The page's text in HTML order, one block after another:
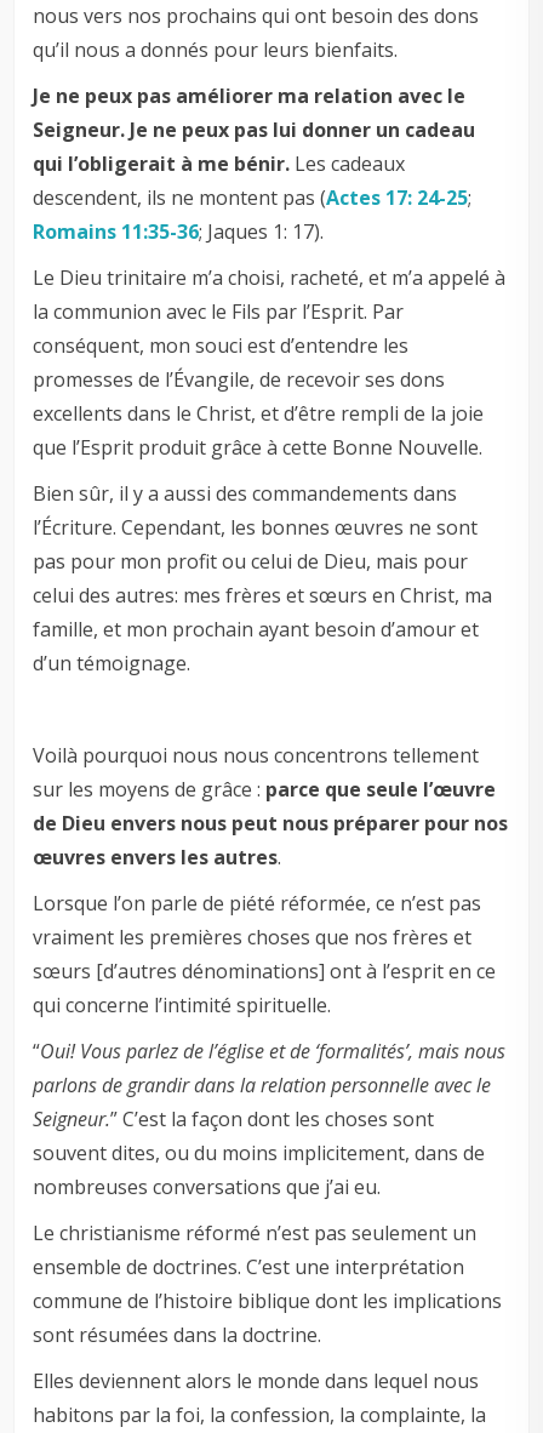
nous vers nos prochains qui ont besoin des dons
qu’il nous a donnés pour leurs bienfaits.
Je ne peux pas améliorer ma relation avec le
Seigneur. Je ne peux pas lui donner un cadeau
qui l’obligerait à me bénir. Les cadeaux
descendent, ils ne montent pas (Actes 17: 24-25;
Romains 11:35-36; Jaques 1: 17).
Le Dieu trinitaire m’a choisi, racheté, et m’a appelé à
la communion avec le Fils par l’Esprit. Par
conséquent, mon souci est d’entendre les
promesses de l’Évangile, de recevoir ses dons
excellents dans le Christ, et d’être rempli de la joie
que l’Esprit produit grâce à cette Bonne Nouvelle.
Bien sûr, il y a aussi des commandements dans
l’Écriture. Cependant, les bonnes œuvres ne sont
pas pour mon profit ou celui de Dieu, mais pour
celui des autres: mes frères et sœurs en Christ, ma
famille, et mon prochain ayant besoin d’amour et
d’un témoignage.
Voilà pourquoi nous nous concentrons tellement
sur les moyens de grâce : parce que seule l’œuvre
de Dieu envers nous peut nous préparer pour nos
œuvres envers les autres.
Lorsque l’on parle de piété réformée, ce n’est pas
vraiment les premières choses que nos frères et
sœurs [d’autres dénominations] ont à l’esprit en ce
qui concerne l’intimité spirituelle.
“Oui! Vous parlez de l’église et de ‘formalités’, mais nous
parlons de grandir dans la relation personnelle avec le
Seigneur.” C’est la façon dont les choses sont
souvent dites, ou du moins implicitement, dans de
nombreuses conversations que j’ai eu.
Le christianisme réformé n’est pas seulement un
ensemble de doctrines. C’est une interprétation
commune de l’histoire biblique dont les implications
sont résumées dans la doctrine.
Elles deviennent alors le monde dans lequel nous
habitons par la foi, la confession, la complainte, la